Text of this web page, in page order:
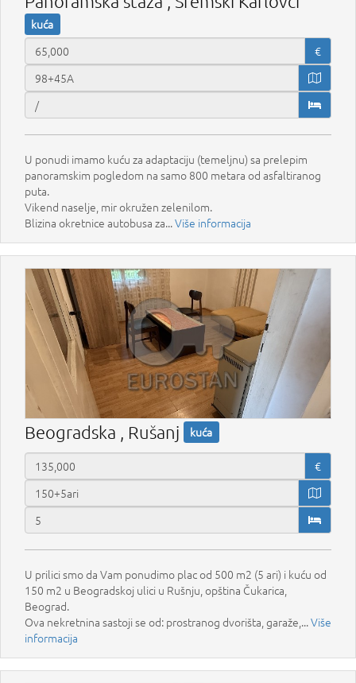
kuća
€
U ponudi imamo kuću za adaptaciju (temeljnu) sa prelepim
panoramskim pogledom na samo 800 metara od asfaltiranog
puta.
Vikend naselje, mir okružen zelenilom.
Blizina okretnice autobusa za...Više informacija
Beogradska , Rušanj kuća
€
U prilici smo da Vam ponudimo plac od 500 m2 (5 ari) i kuću od
150 m2 u Beogradskoj ulici u Rušnju, opština Čukarica,
Beograd.
Ova nekretnina sastoji se od: prostranog dvorišta, garaže,...Više
informacija